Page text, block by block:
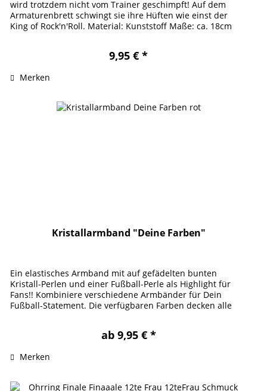
wird trotzdem nicht vom Trainer geschimpft! Auf dem
Armaturenbrett schwingt sie ihre Hüften wie einst der
King of Rock'n'Roll. Material: Kunststoff Maße: ca. 18cm
9,95 € *
Merken
Kristallarmband "Deine Farben"
Ein elastisches Armband mit auf gefädelten bunten
Kristall-Perlen und einer Fußball-Perle als Highlight für
Fans!! Kombiniere verschiedene Armbänder für Dein
Fußball-Statement. Die verfügbaren Farben decken alle
ab 9,95 € *
Merken